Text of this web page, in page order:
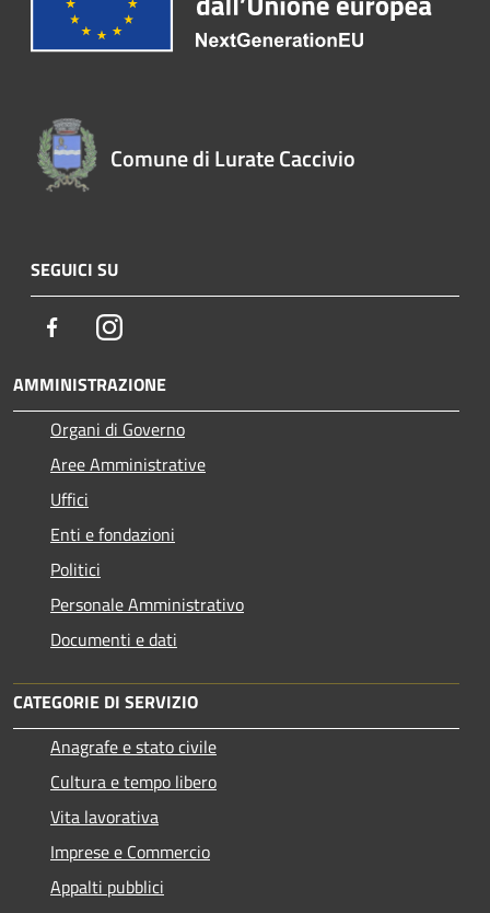
Comune di Lurate Caccivio
SEGUICI SU
FacebookInstagram
AMMINISTRAZIONE
Organi di Governo
Aree Amministrative
Uffici
Enti e fondazioni
Politici
Personale Amministrativo
Documenti e dati
CATEGORIE DI SERVIZIO
Anagrafe e stato civile
Cultura e tempo libero
Vita lavorativa
Imprese e Commercio
Appalti pubblici